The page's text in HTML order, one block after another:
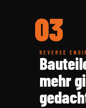
03
REVERSE
mehr